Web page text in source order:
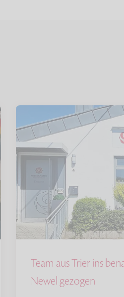
Team aus Trier ins
Newel gezogen